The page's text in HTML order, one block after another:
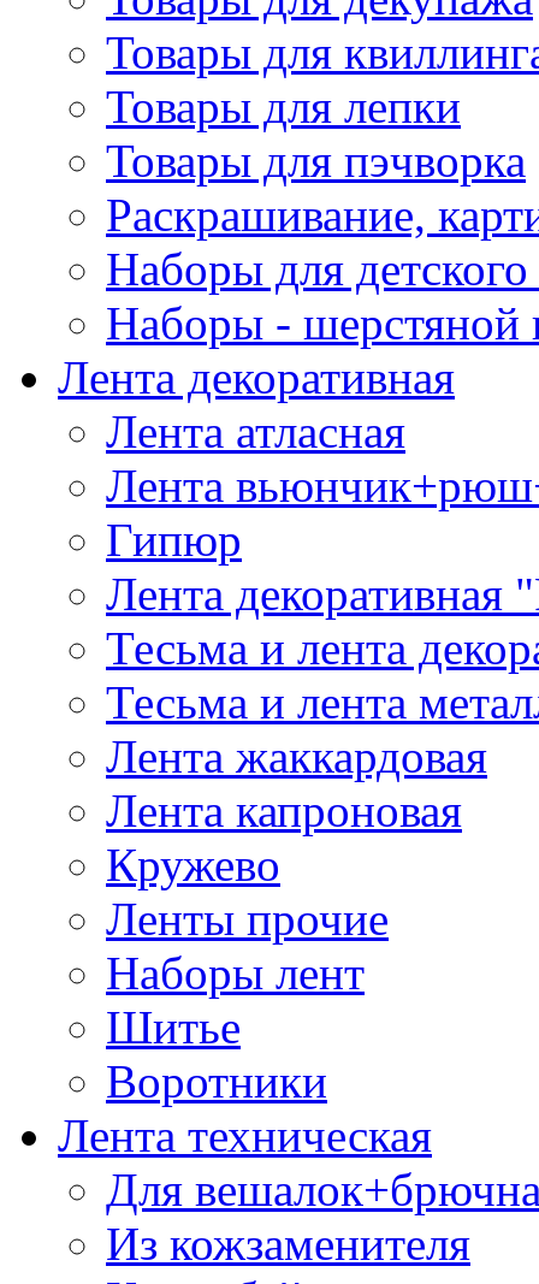
Товары для
Товары для лепки
Товары для пэчворка
Раскрашивание,
Наборы для
Наборы - шерстяной
Лента декоративная
Лента атласная
Лента
Гипюр
Лента декоративная
Тесьма и лента
Тесьма и лента
Лента жаккардовая
Лента капроновая
Кружево
Ленты прочие
Наборы лент
Шитье
Воротники
Лента техническая
Для
Из кожзаменителя